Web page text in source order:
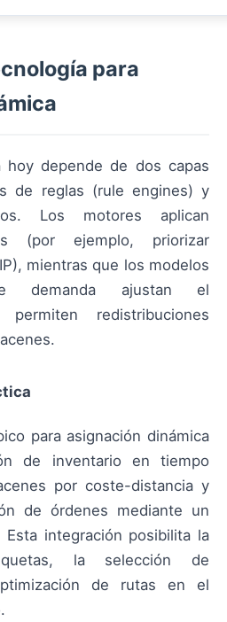
para
hoy depende de dos capas
de reglas (rule engines) y
Los motores aplican
(por ejemplo, priorizar
mientras que los modelos
demanda ajustan el
redistribuciones
para asignación dinámica
de inventario en tiempo
por coste-distancia y
de órdenes mediante un
Esta integración posibilita la
la selección de
de rutas en el